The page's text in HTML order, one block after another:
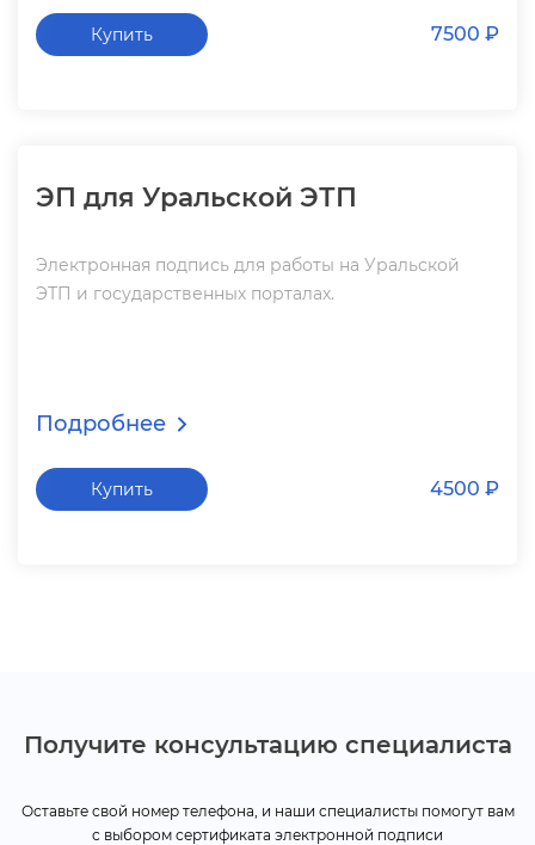
Купить 7500 ₽
ЭП для Уральской ЭТП
Электронная подпись для работы на Уральской
ЭТП и государственных порталах.
Подробнее
Купить 4500 ₽
Получите консультацию специалиста
Оставьте свой номер телефона, и наши специалисты помогут вам
с выбором сертификата электронной подписи